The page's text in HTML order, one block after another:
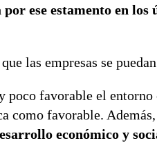
ese estamento en los
las empresas se
poco favorable el entorno
como favorable. Además,
económico y